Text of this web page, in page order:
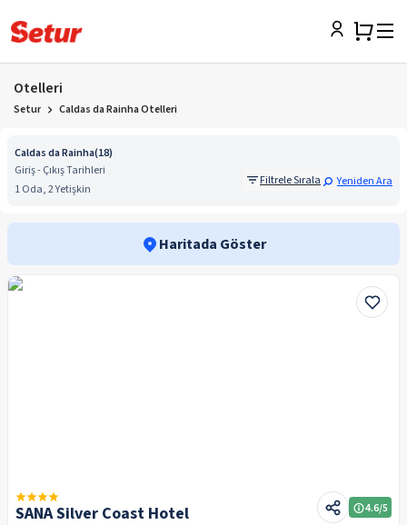
Otelleri
Setur Caldas da Rainha Otelleri
Caldas da Rainha(18)
Giriş - Çıkış Tarihleri
1 Oda, 2 Yetişkin
Filtrele Sırala Yeniden Ara
Haritada Göster
SANA Silver Coast Hotel 4.6/5